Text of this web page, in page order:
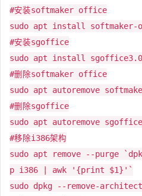
#安装softmaker office
sudo apt install softmaker-
#安装sgoffice
sudo apt install
#删除softmaker office
sudo apt autoremove
#删除sgoffice
sudo apt autoremove
#移除i386架构
sudo apt remove --purge
p i386 | awk '{print $1}'`
sudo dpkg --remove-